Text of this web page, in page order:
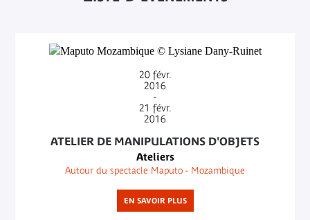
20 févr.
2016
-
21 févr.
2016
ATELIER DE MANIPULATIONS D'OBJETS
Ateliers
Autour du spectacle Maputo - Mozambique
EN SAVOIR PLUS